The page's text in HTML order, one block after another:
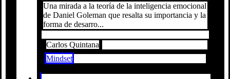
Una mirada a la teoría de la inteligencia emocional
de Daniel Goleman que resalta su importancia y la
forma de desarro...
Carlos Quintana
Mindset